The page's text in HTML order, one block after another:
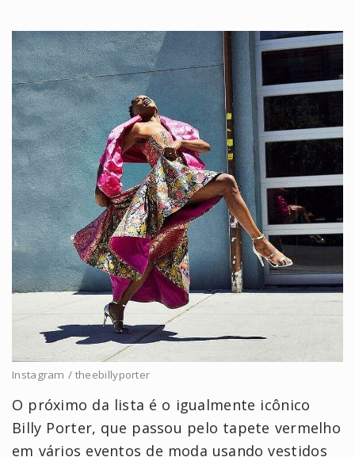
Instagram / theebillyporter
O próximo da lista é o igualmente icônico
Billy Porter, que passou pelo tapete vermelho
em vários eventos de moda usando vestidos